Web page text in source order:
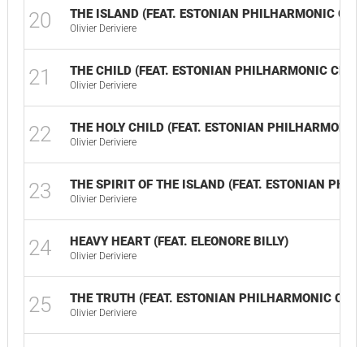
20 THE ISLAND (FEAT. ESTONIAN PHILHARMONIC
Olivier Deriviere
21 THE CHILD (FEAT. ESTONIAN PHILHARMONIC
Olivier Deriviere
22 THE HOLY CHILD (FEAT. ESTONIAN
Olivier Deriviere
23 THE SPIRIT OF THE ISLAND (FEAT. ESTONIAN
Olivier Deriviere
24 HEAVY HEART (FEAT. ELEONORE BILLY)
Olivier Deriviere
25 THE TRUTH (FEAT. ESTONIAN PHILHARMONIC
Olivier Deriviere